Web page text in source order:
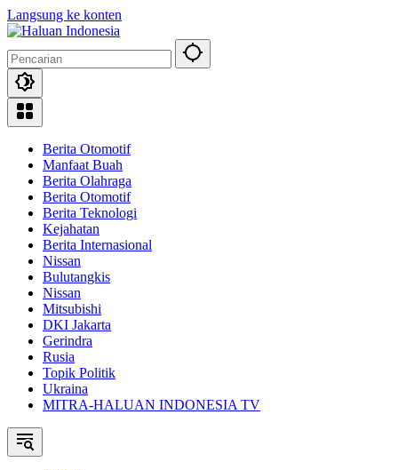
Langsung ke konten
Berita Otomotif
Manfaat Buah
Berita Olahraga
Berita Otomotif
Berita Teknologi
Kejahatan
Berita Internasional
Nissan
Bulutangkis
Nissan
Mitsubishi
DKI Jakarta
Gerindra
Rusia
Topik Politik
Ukraina
MITRA-HALUAN INDONESIA TV